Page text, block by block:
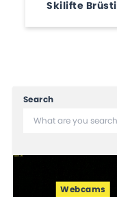
Skilifte Brüsti
Webcams
Search